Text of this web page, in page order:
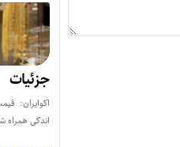
جزئیات
اندکی همراه